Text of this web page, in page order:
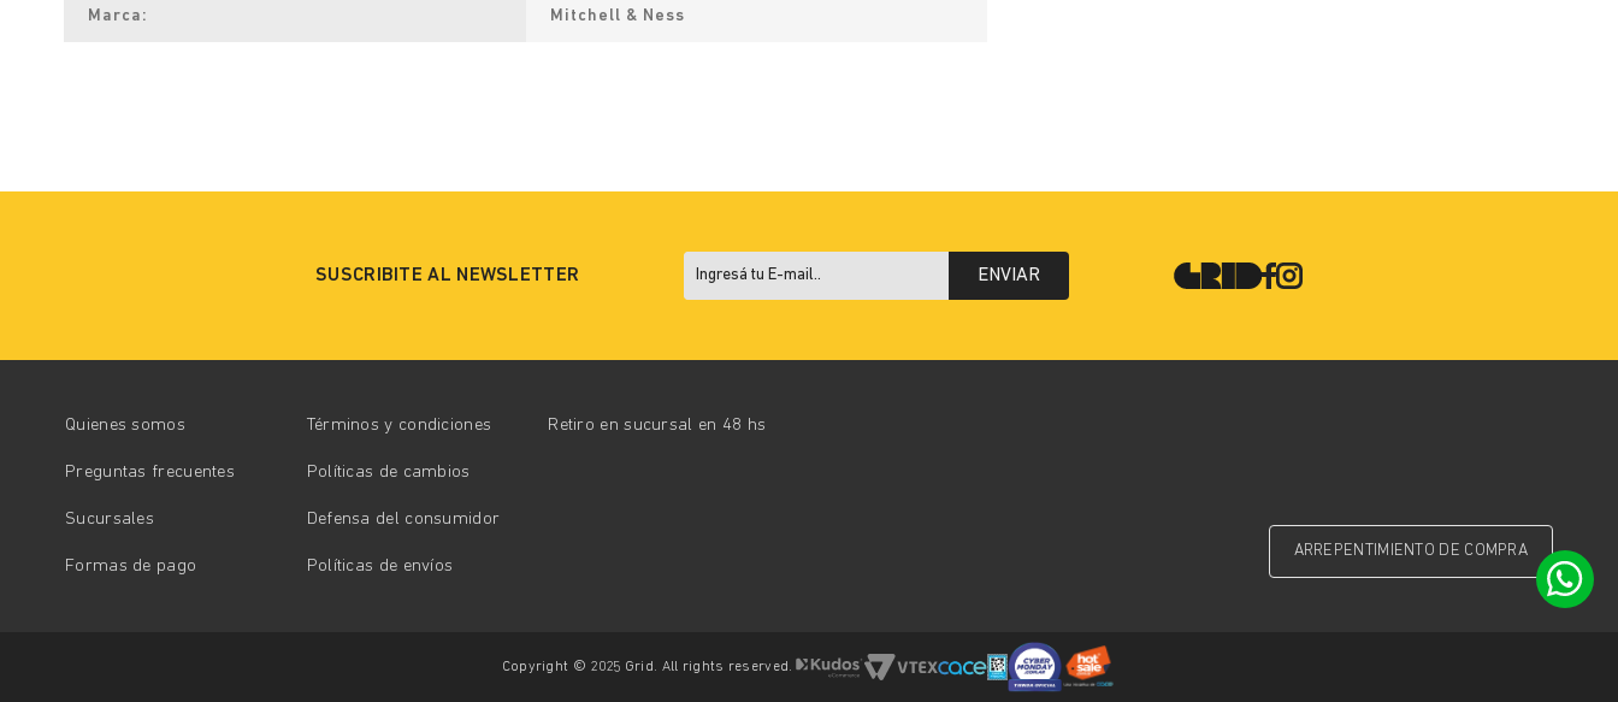
Marca Mitchell & Ness
SUSCRIBITE AL NEWSLETTER ENVIAR
Quienes somos Términos y condiciones
Preguntas frecuentes Políticas de cambios
Sucursales Defensa del consumidor
Formas de pago Políticas de envíos
Retiro en sucursal en 48 hs
ARREPENTIMIENTO DE COMPRA
Copyright © 2025 Grid. All rights reserved.